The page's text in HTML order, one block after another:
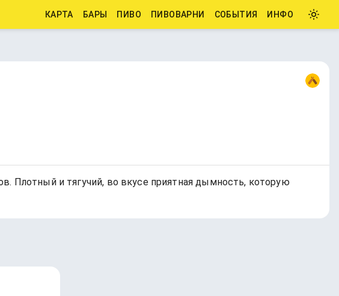
КАРТА БАРЫ ПИВО ПИВОВАРНИ СОБЫТИЯ ИНФО
Плотный и тягучий, во вкусе приятная дымность, которую